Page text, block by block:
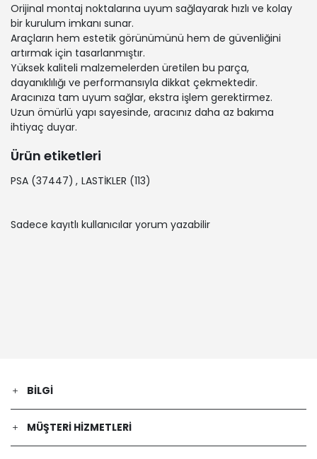
Orijinal montaj noktalarına uyum sağlayarak hızlı ve kolay
bir kurulum imkanı sunar.
Araçların hem estetik görünümünü hem de güvenliğini
artırmak için tasarlanmıştır.
Yüksek kaliteli malzemelerden üretilen bu parça,
dayanıklılığı ve performansıyla dikkat çekmektedir.
Aracınıza tam uyum sağlar, ekstra işlem gerektirmez.
Uzun ömürlü yapı sayesinde, aracınız daha az bakıma
ihtiyaç duyar.
Ürün etiketleri
PSA (37447) , LASTİKLER (113)
Sadece kayıtlı kullanıcılar yorum yazabilir
BILGI
MÜŞTERI HIZMETLERI